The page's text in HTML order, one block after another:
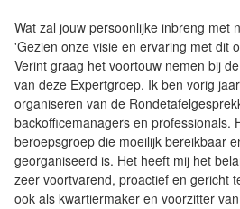
Wat zal jouw persoonlijke inbreng met
'Gezien onze visie en ervaring met dit
Verint graag het voortouw nemen bij
van deze Expertgroep. Ik ben vorig
organiseren van de
backofficemanagers en professionals.
beroepsgroep die moeilijk bereikbaar
georganiseerd is. Het heeft mij het
zeer voortvarend, proactief en gericht
ook als kwartiermaker en voorzitter